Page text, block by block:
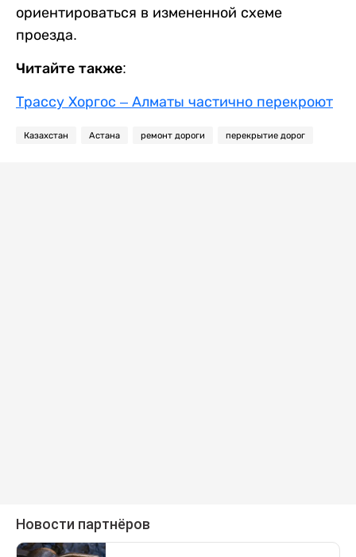
ориентироваться в измененной схеме
проезда.
Читайте также:
Трассу Хоргос – Алматы частично перекроют
Казахстан Астана ремонт дороги перекрытие дорог